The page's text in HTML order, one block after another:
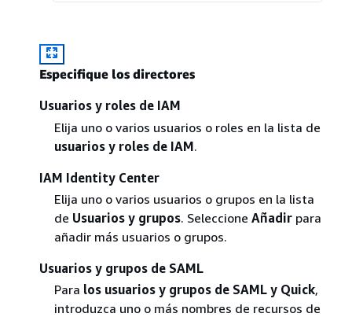
Especifique los directores
Usuarios y roles de IAM
Elija uno o varios usuarios o roles en la lista de
usuarios y roles de IAM.
IAM Identity Center
Elija uno o varios usuarios o grupos en la lista
de Usuarios y grupos. Seleccione Añadirpara
añadir más usuarios o grupos.
Usuarios y grupos de SAML
Para los usuarios y grupos de SAML y Quick,
introduzca uno o más nombres de recursos de